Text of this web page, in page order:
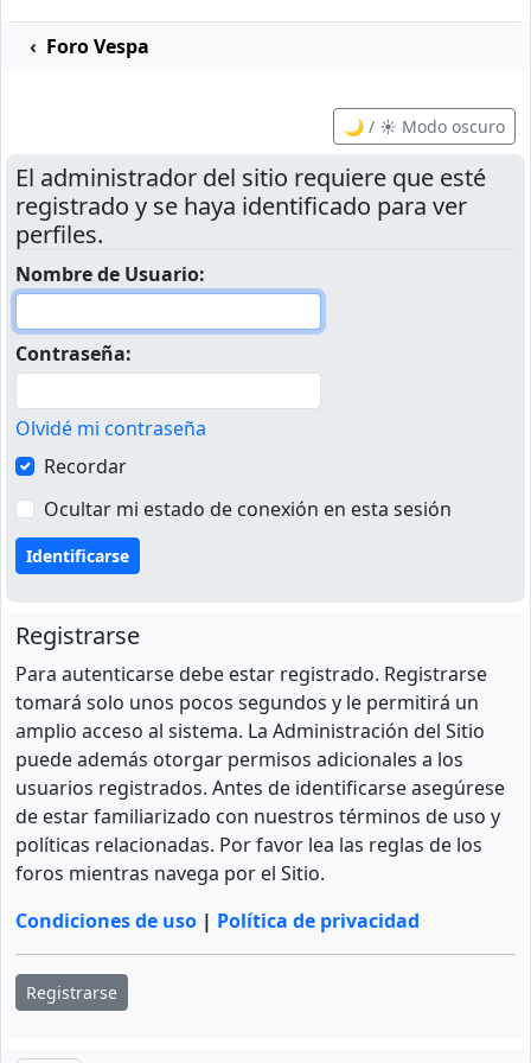
Foro Vespa
🌙 / ☀️ Modo oscuro
El administrador del sitio requiere que esté
registrado y se haya identificado para ver
perfiles.
Nombre de Usuario:
Contraseña:
Olvidé mi contraseña
Recordar
Ocultar mi estado de conexión en esta sesión
Registrarse
Para autenticarse debe estar registrado. Registrarse
tomará solo unos pocos segundos y le permitirá un
amplio acceso al sistema. La Administración del Sitio
puede además otorgar permisos adicionales a los
usuarios registrados. Antes de identificarse asegúrese
de estar familiarizado con nuestros términos de uso y
políticas relacionadas. Por favor lea las reglas de los
foros mientras navega por el Sitio.
Condiciones de uso | Política de privacidad
Registrarse